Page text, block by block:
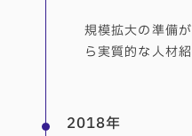
規模拡大の準備
ら実質的な人材
2018年